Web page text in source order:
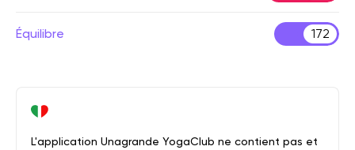
Équilibre 172
L'application Unagrande YogaClub ne contient pas et